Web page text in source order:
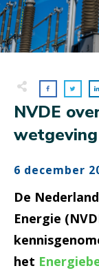
NVDE
6 december
De
Energie
het